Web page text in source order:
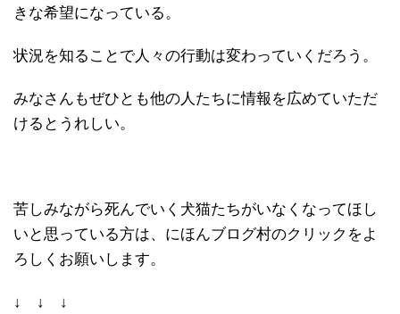
きな希望になっている。
状況を知ることで人々の行動は変わっていくだろう。
みなさんもぜひとも他の人たちに情報を広めていただ
けるとうれしい。
苦しみながら死んでいく犬猫たちがいなくなってほし
いと思っている方は、にほんブログ村のクリックをよ
ろしくお願いします。
↓ ↓ ↓